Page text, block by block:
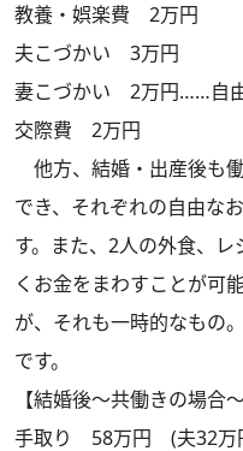
教養・娯楽費 2万円
夫こづかい 3万円
妻こづかい 2万円……自
交際費 2万円
他方、結婚・出産後も
でき、それぞれの自由な
す。また、2人の外食、
くお金をまわすことが可
が、それも一時的なもの
です。
【結婚後～共働きの場合～
手取り 58万円 (夫32万